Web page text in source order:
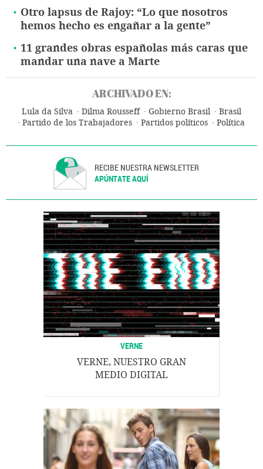
Otro lapsus de Rajoy: “Lo que nosotros
hemos hecho es engañar a la gente”
11 grandes obras españolas más caras que
mandar una nave a Marte
ARCHIVADO EN:
Lula da Silva Dilma Rousseff Gobierno Brasil
Brasil
Partido de los Trabajadores
Partidos políticos Política
RECIBE NUESTRA NEWSLETTER
APÚNTATE AQUÍ
VERNE
VERNE, NUESTRO GRAN
MEDIO DIGITAL